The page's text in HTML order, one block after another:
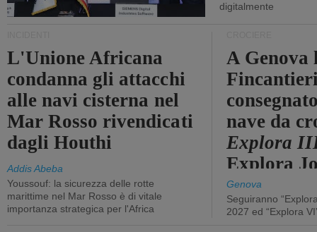
digitalmente
L'Unione Africana
condanna gli attacchi
alle navi cisterna nel
Mar Rosso rivendicati
dagli Houthi
Addis Abeba
Youssouf: la sicurezza delle rotte
marittime nel Mar Rosso è di vitale
importanza strategica per l'Africa
A Genova
nave da
Explora
Explora
Genova
Seguiranno
2027 ed “Explora